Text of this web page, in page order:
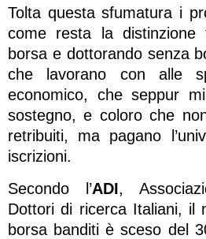
Tolta questa sfumatura i
come resta la distinzione
borsa e dottorando senza
che lavorano con alle
economico, che seppur
sostegno, e coloro che
retribuiti, ma pagano
iscrizioni.
Secondo l’ADI,
Dottori di ricerca Italiani, il
borsa banditi è sceso del